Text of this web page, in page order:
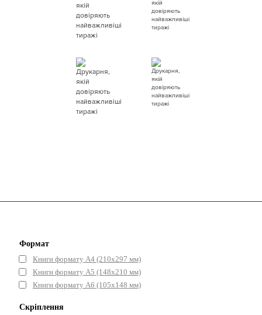
Формат
Книги формату А4 (210х297 мм)
Книги формату А5 (148x210 мм)
Книги формату А6 (105x148 мм)
Скріплення